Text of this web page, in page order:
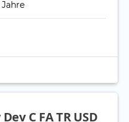
Jahre
C FA TR USD